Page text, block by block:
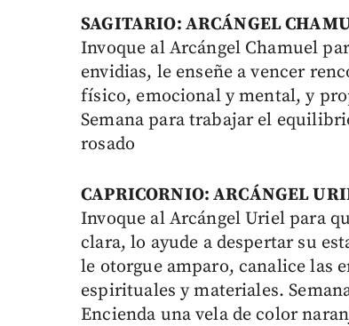
SAGITARIO: ARCÁNGEL
Invoque al Arcángel Chamuel
envidias, le enseñe a vencer
físico, emocional y mental, y
Semana para trabajar el
rosado
CAPRICORNIO: ARCÁNGEL
Invoque al Arcángel Uriel para
clara, lo ayude a despertar su
le otorgue amparo, canalice las
espirituales y materiales.
Encienda una vela de color